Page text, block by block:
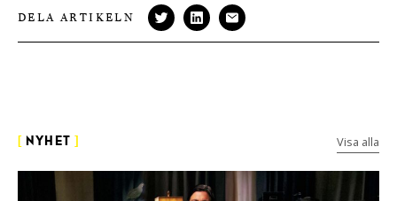
DELA ARTIKELN
NYHET Visa alla